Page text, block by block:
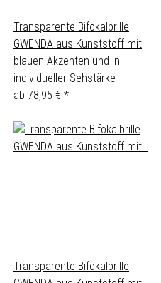
Transparente Bifokalbrille
GWENDA aus Kunststoff mit
blauen Akzenten und in
individueller Sehstärke
ab 78,95 € *
Transparente Bifokalbrille